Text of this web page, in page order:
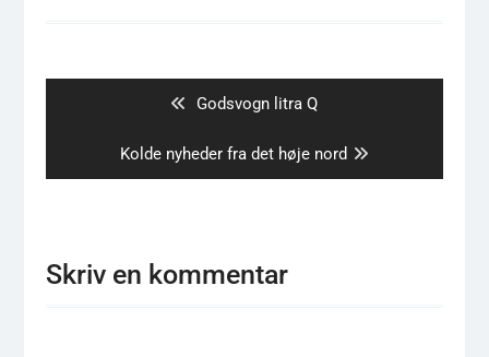
Previous
Godsvogn litra Q
Next
post:
Kolde nyheder fra det høje nord
Skriv en kommentar